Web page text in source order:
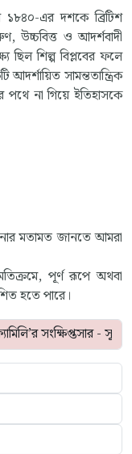
এর দশকে ব্রিটিশ
উচ্চবিত্ত ও আদর্শবাদী
শিল্প বিপ্লবের ফলে
সামন্ততান্ত্রিক
পথে না গিয়ে ইতিহাসকে
মতামত জানতে আমরা
পূর্ণ রূপে অথবা
হতে পারে।